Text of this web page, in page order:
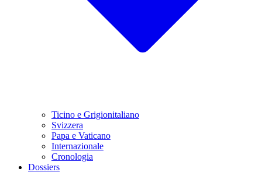
Ticino e Grigionitaliano
Svizzera
Papa e Vaticano
Internazionale
Cronologia
Dossiers